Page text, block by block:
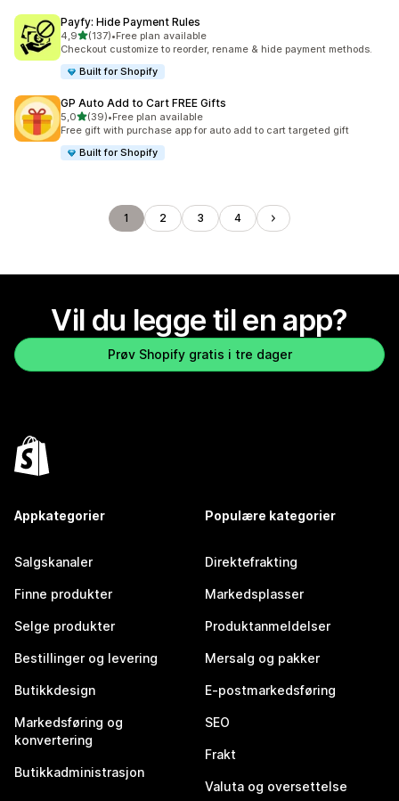
Payfy: Hide Payment Rules
4,9av 5 stjerner
(137)
Totalt 137 omtaler
•Free plan available
Checkout customize to reorder, rename & hide payment methods.
Built for Shopify
GP Auto Add to Cart FREE Gifts
5,0av 5 stjerner
(39)
Totalt 39 omtaler
•Free plan available
Free gift with purchase app for auto add to cart targeted gift
Built for Shopify
1 2 3 4
Vil du legge til en app?
Prøv Shopify gratis i tre dager
Appkategorier
Salgskanaler
Finne produkter
Selge produkter
Bestillinger og levering
Butikkdesign
Markedsføring og
konvertering
Butikkadministrasjon
Populære kategorier
Direktefrakting
Markedsplasser
Produktanmeldelser
Mersalg og pakker
E-postmarkedsføring
SEO
Frakt
Valuta og oversettelse